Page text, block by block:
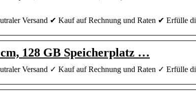
Versand ✔ Kauf auf Rechnung und Raten ✔ Erfülle
128 GB Speicherplatz …
Versand ✓ Kauf auf Rechnung und Raten ✓ Erfülle